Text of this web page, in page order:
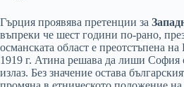
Гърция проявява претенции за
въпреки че шест години по-рано,
османската област е преотстъпена
1919 г. Атина решава да лиши София
излаз. Без значение остава